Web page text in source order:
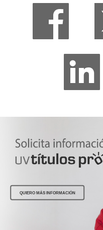
QUIERO MÁS INFORMACIÓN